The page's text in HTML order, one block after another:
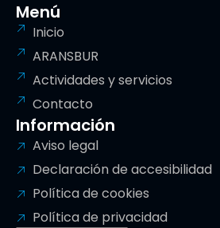
Menú
Inicio
ARANSBUR
Actividades y servicios
Contacto
Información
Aviso legal
Declaración de accesibilidad
Política de cookies
Política de privacidad